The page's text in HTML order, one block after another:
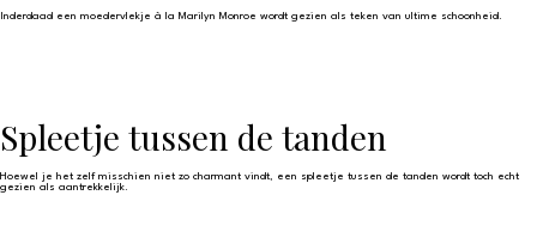
Inderdaad een moedervlekje à la Marilyn Monroe wordt gezien als teken van ultime schoonheid.
Spleetje tussen de tanden
Hoewel je het zelf misschien niet zo charmant vindt, een spleetje tussen de tanden wordt toch echt
gezien als aantrekkelijk.